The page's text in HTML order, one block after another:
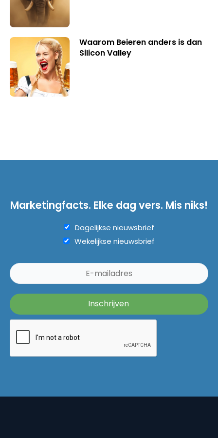
Waarom Beieren anders is dan
Silicon Valley
Marketingfacts. Elke dag vers. Mis niks!
Dagelijkse nieuwsbrief
Wekelijkse nieuwsbrief